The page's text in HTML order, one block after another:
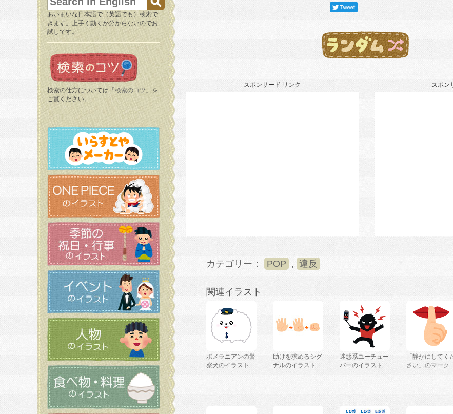
あいまいな日本語で（英語でも）検索で
きます。上手く動くか分からないのでお
試しです。
検索の仕方については「 検索のコツ 」を
ご覧ください。
スポンサード リンク スポン
カテゴリー： POP , 違反
関連イラスト
ポメラニアンの警
察犬のイラスト
助けを求めるシグ
ナルのイラスト
迷惑系ユーチュー
バーのイラスト
「静かにしてく
さい」のマーク